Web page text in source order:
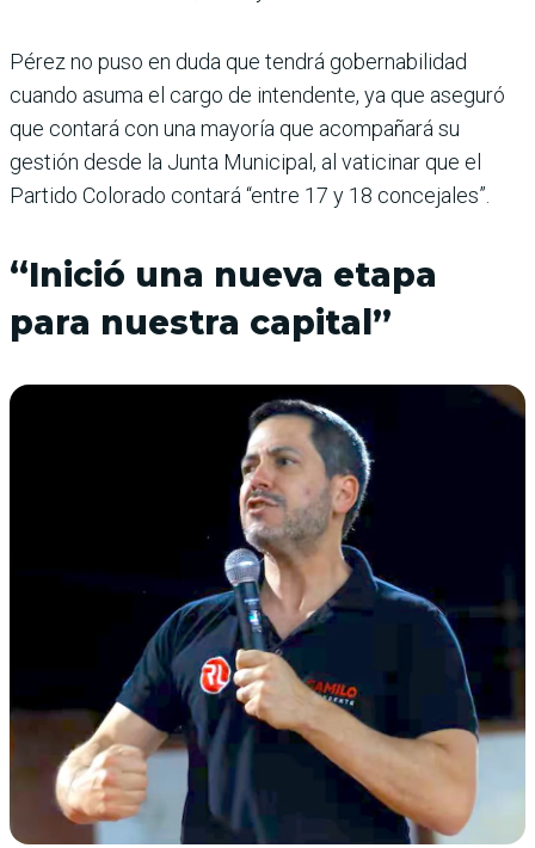
Pérez no puso en duda que tendrá gobernabilidad
cuando asuma el cargo de intendente, ya que aseguró
que contará con una mayoría que acompañará su
gestión desde la Junta Municipal, al vaticinar que el
Partido Colorado contará “entre 17 y 18 concejales”.
“Inició una nueva etapa
para nuestra capital”